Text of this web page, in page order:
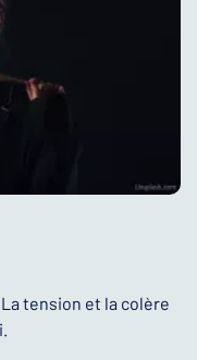
tension et la colère